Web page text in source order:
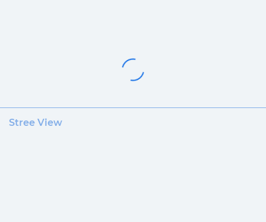
Stree View